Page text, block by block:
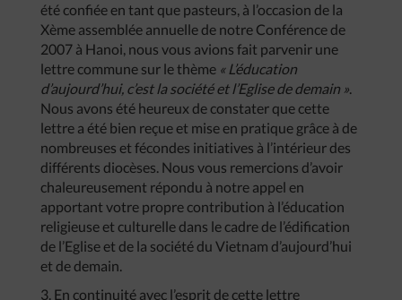
été confiée en tant que pasteurs, à l’occasion de la
Xème assemblée annuelle de notre Conférence de
2007 à Hanoi, nous vous avions fait parvenir une
lettre commune sur le thème « L’éducation
d’aujourd’hui, c’est la société et l’Eglise de demain ».
Nous avons été heureux de constater que cette
lettre a été bien reçue et mise en pratique grâce à de
nombreuses et fécondes initiatives à l’intérieur des
différents diocèses. Nous vous remercions d’avoir
chaleureusement répondu à notre appel en
apportant votre propre contribution à l’éducation
religieuse et culturelle dans le cadre de l’édification
de l’Eglise et de la société du Vietnam d’aujourd’hui
et de demain.
3. En continuité avec l’esprit de cette lettre